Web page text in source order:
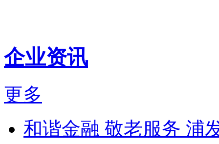
企业资讯
更多
和谐金融 敬老服务 浦